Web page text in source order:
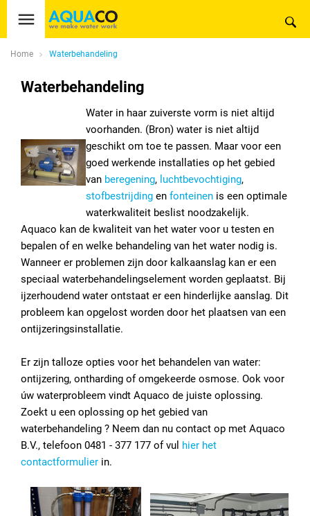
Home Waterbehandeling
Waterbehandeling
Water in haar zuiverste vorm is niet altijd
voorhanden. (Bron) water is niet altijd
geschikt om toe te passen. Maar voor een
goed werkende installaties op het gebied
van beregening, luchtbevochtiging,
stofbestrijding en fonteinen is een optimale
waterkwaliteit beslist noodzakelijk.
Aquaco kan de kwaliteit van het water voor u testen en
bepalen of en welke behandeling van het water nodig is.
Wanneer er problemen zijn door kalkaanslag kan er een
speciaal waterbehandelingselement worden geplaatst. Bij
ijzerhoudend water ontstaat er een hinderlijke aanslag. Dit
probleem kan opgelost worden door het plaatsen van een
ontijzeringsinstallatie.
Er zijn talloze opties voor het behandelen van water:
ontijzering, ontharding of omgekeerde osmose. Ook voor
úw waterprobleem vindt Aquaco de juiste oplossing.
Zoekt u een oplossing op het gebied van
waterbehandeling ? Neem dan nu contact op met Aquaco
B.V., telefoon 0481 - 377 177 of vul hier het
contactformulier in.